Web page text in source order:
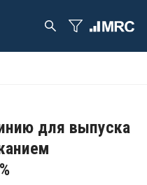
для выпуска